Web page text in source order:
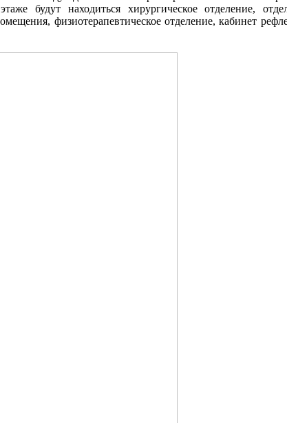
будут находиться хирургическое отделение,
физиотерапевтическое отделение, кабинет